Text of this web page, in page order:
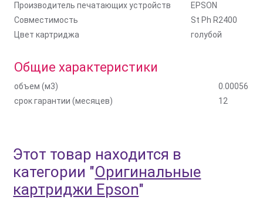
Производитель печатающих устройств
EPSON
Совместимость
St Ph R2400
Цвет картриджа
голубой
Общие характеристики
объем (м3)
0.00056
срок гарантии (месяцев)
12
Этот товар находится в
категории "Оригинальные
картриджи Epson"